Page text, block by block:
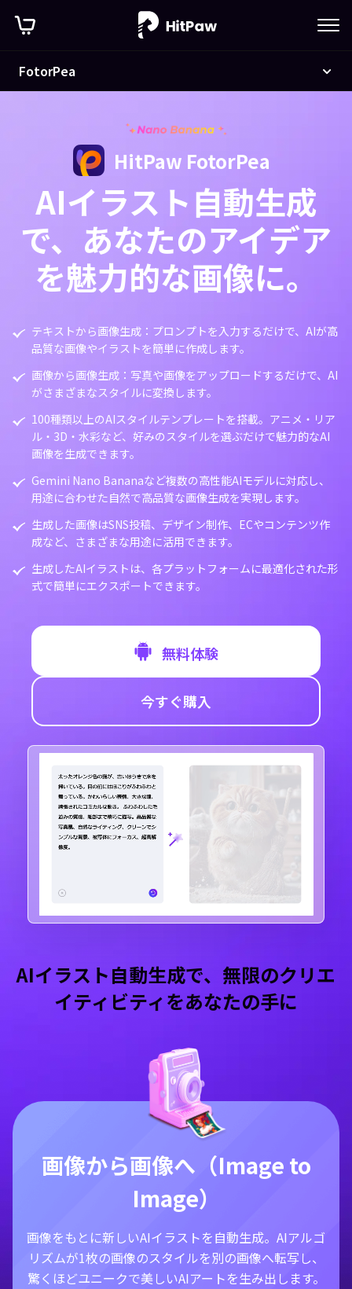
FotorPea
HitPaw FotorPea
AIイラスト自動生成
で、あなたのアイデア
を魅力的な画像に。
テキストから画像生成：プロンプトを入力するだけで、AIが高
品質な画像やイラストを簡単に作成します。
画像から画像生成：写真や画像をアップロードするだけで、AI
がさまざまなスタイルに変換します。
100種類以上のAIスタイルテンプレートを搭載。アニメ・リア
ル・3D・水彩など、好みのスタイルを選ぶだけで魅力的なAI
画像を生成できます。
Gemini Nano Bananaなど複数の高性能AIモデルに対応し、
用途に合わせた自然で高品質な画像生成を実現します。
生成した画像はSNS投稿、デザイン制作、ECやコンテンツ作
成など、さまざまな用途に活用できます。
生成したAIイラストは、各プラットフォームに最適化された形
式で簡単にエクスポートできます。
無料体験
今すぐ購入
AIイラスト自動生成で、無限のクリエ
イティビティをあなたの手に
画像から画像へ（Image to
Image）
画像をもとに新しいAIイラストを自動生成。AIアルゴ
リズムが1枚の画像のスタイルを別の画像へ転写し、
驚くほどユニークで美しいAIアートを生み出します。